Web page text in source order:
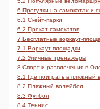
6 Прогулки на самокатах и
6.1 Скейт-парки
6.2 Прокат самокатов
7 Бесплатные воркаут-
7.1 Воркаут-площадки
7.2 Уличные тренажёры
8 Спорт и развлечения в
8.1 Где поиграть в пляжный
8.2 Пляжный волейбол
8.3 Футбол
8.4 Теннис